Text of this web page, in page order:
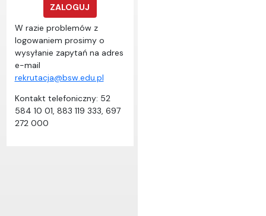
ZALOGUJ
W razie problemów z
logowaniem prosimy o
wysyłanie zapytań na adres
e-mail
rekrutacja@bsw.edu.pl
Kontakt telefoniczny: 52
584 10 01, 883 119 333, 697
272 000